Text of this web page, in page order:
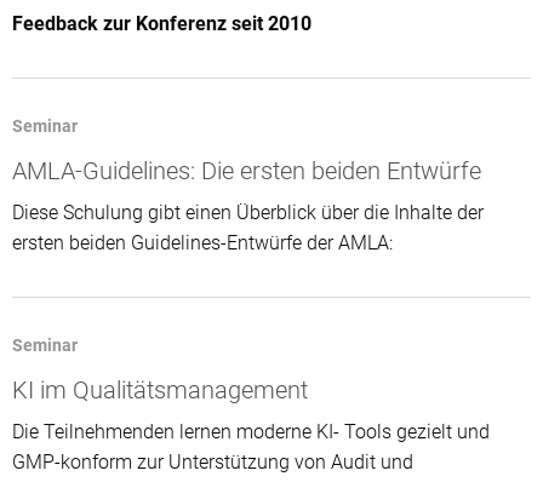
Feedback zur Konferenz seit 2010
Seminar
AMLA-Guidelines: Die ersten beiden Entwürfe
Diese Schulung gibt einen Überblick über die Inhalte der
ersten beiden Guidelines-Entwürfe der AMLA:
Seminar
KI im Qualitätsmanagement
Die Teilnehmenden lernen moderne KI- Tools gezielt und
GMP-konform zur Unterstützung von Audit und